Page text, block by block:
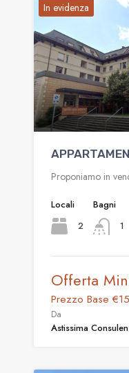
In evidenza
Proponiamo in
Locali
2
Bagni
1
Offerta
Prezzo Base
Da
Astissima